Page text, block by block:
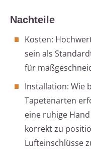
Nachteile
Kosten:
sein als
für
Installation: Wie
Tapetenarten
eine ruhige
korrekt zu
Lufteinschlüsse